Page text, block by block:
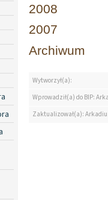
2008
2007
Archiwum
Wytworzył(a):
Wprowadził(a) do BIP:
Zaktualizował(a):